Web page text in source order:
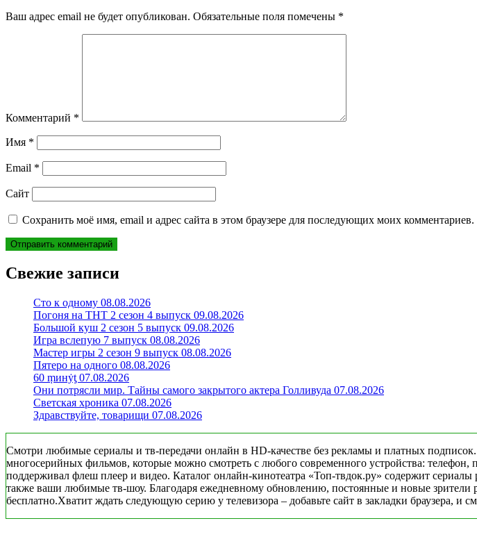
Ваш адрес email не будет опубликован. Обязательные поля помечены *
Комментарий *
Имя *
Email *
Сайт
Сохранить моё имя, email и адрес сайта в этом браузере для последующих моих комментариев.
Свежие записи
Сто к одному 08.08.2026
Погоня на ТНТ 2 сезон 4 выпуск 09.08.2026
Большой куш 2 сезон 5 выпуск 09.08.2026
Игра вслепую 7 выпуск 08.08.2026
Мастер игры 2 сезон 9 выпуск 08.08.2026
Пятеро на одного 08.08.2026
60 ṃинẏƫ 07.08.2026
Они потрясли мир. Тайны самого закрытого актера Голливуда 07.08.2026
Светская хроника 07.08.2026
Здравствуйте, товарищи 07.08.2026
Смотри любимые сериалы и тв-передачи онлайн в HD-качестве без рекламы и платных
многосерийных фильмов, которые можно смотреть с любого современного устройства:
поддерживал флеш плеер и видео. Каталог онлайн-кинотеатра «Топ-твдок.ру» содержит
также ваши любимые тв-шоу. Благодаря ежедневному обновлению, постоянные и новые зрители
бесплатно.Хватит ждать следующую серию у телевизора – добавьте сайт в закладки браузера, и